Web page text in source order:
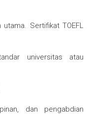
Sertifikat TOEFL
universitas atau
dan pengabdian